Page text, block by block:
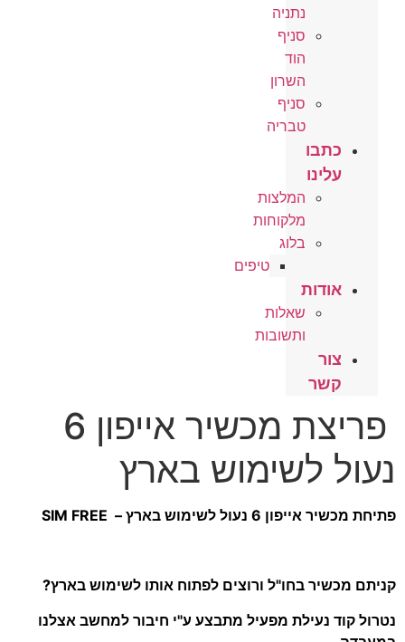
נתניה
סניף
הוד
השרון
סניף
טבריה
כתבו
עלינו
המלצות
מלקוחות
בלוג
טיפים
אודות
שאלות
ותשובות
צור
קשר
פריצת מכשיר אייפון 6
נעול לשימוש בארץ
פתיחת מכשיר אייפון 6 נעול לשימוש בארץ – SIM FREE
קניתם מכשיר בחו"ל ורוצים לפתוח אותו לשימוש בארץ?
נטרול קוד נעילת מפעיל מתבצע ע"י חיבור למחשב אצלנו